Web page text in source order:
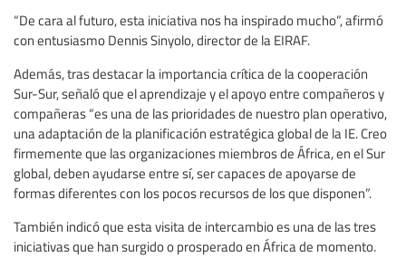
“De cara al futuro, esta iniciativa nos ha inspirado mucho”, afirmó
con entusiasmo Dennis Sinyolo, director de la EIRAF.
Además, tras destacar la importancia crítica de la cooperación
Sur-Sur, señaló que el aprendizaje y el apoyo entre compañeros y
compañeras “es una de las prioridades de nuestro plan operativo,
una adaptación de la planificación estratégica global de la IE. Creo
firmemente que las organizaciones miembros de África, en el Sur
global, deben ayudarse entre sí, ser capaces de apoyarse de
formas diferentes con los pocos recursos de los que disponen”.
También indicó que esta visita de intercambio es una de las tres
iniciativas que han surgido o prosperado en África de momento.